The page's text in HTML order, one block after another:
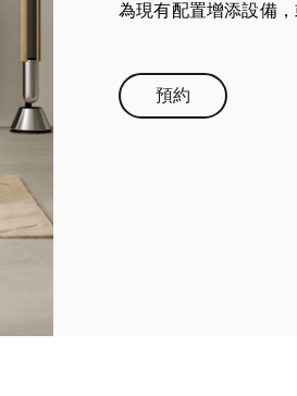
為現有配置增添設備
預約Link Opens in